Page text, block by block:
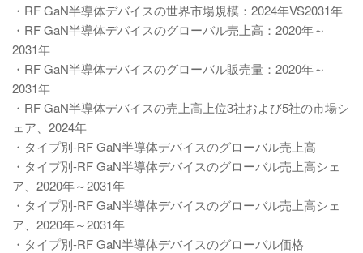
・RF GaN半導体デバイスの世界市場規模：2024年VS2031年
・RF GaN半導体デバイスのグローバル売上高：2020年～
2031年
・RF GaN半導体デバイスのグローバル販売量：2020年～
2031年
・RF GaN半導体デバイスの売上高上位3社および5社の市場シ
ェア、2024年
・タイプ別-RF GaN半導体デバイスのグローバル売上高
・タイプ別-RF GaN半導体デバイスのグローバル売上高シェ
ア、2020年～2031年
・タイプ別-RF GaN半導体デバイスのグローバル売上高シェ
ア、2020年～2031年
・タイプ別-RF GaN半導体デバイスのグローバル価格